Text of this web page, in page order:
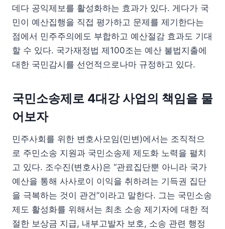
데다 공익제보를 활성화하는 효과가 있다. 게다가 국
민이 예산집행을 직접 평가하고 문제를 제기한다는
점에서 민주주의에도 부합하고 예산절감 효과도 기대
할 수 있다. 국가재정법 제100조는 예산 불법지출에
대한 국민감시를 선언적으로나마 규정하고 있다.
국민소송제로 4대강 사업의 책임을 물
어보자
민주사회를 위한 변호사모임(민변)에서는 조직적으
로 주민소송 지원과 국민소송제 제도화 노력을 펼치
고 있다. 조수진(변호사)은 “관료집단뿐 아니라 국가
예산을 통해 사사로이 이익을 취하려는 기득권 집단
을 극복하는 것이 관건”이라고 말한다. 그는 국민소송
제도 활성화를 위해서는 최초 소송 제기자에 대한 적
절한 보상금 지급, 내부고발자 보호, 소송 관련 행정